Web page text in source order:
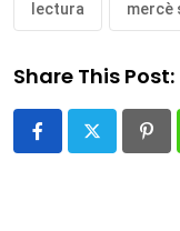
lectura mercè
Share This Post: